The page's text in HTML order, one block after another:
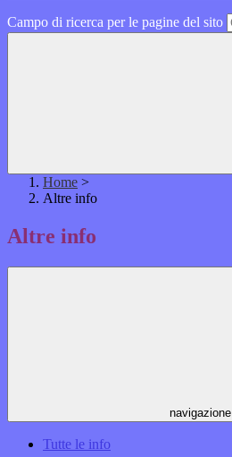
Campo di ricerca per le pagine del sito
Home >
Altre info
Altre info
navigazione
Tutte le info